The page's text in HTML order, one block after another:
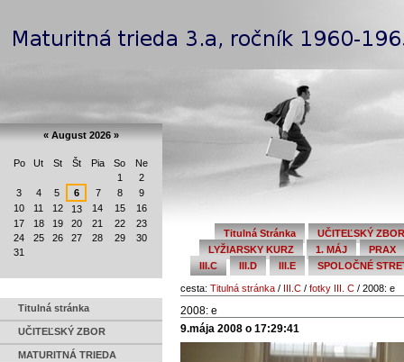
Titulná Stránka
UČITEĽSKÝ ZBOR
LYŽIARSKY KURZ
1. MÁJ
PRAX
III.C
III.D III.E SPOLOČNÉ
cesta: Titulná stránka / III.C / fotky III. C / 2008: e
2008: e
9.mája 2008 o 17:29:41
«August 2026»
Po Ut St Št Pia So
Ne
1
2
3
4 5 6 7 8
9
10
11 12 13 14 15
16
17
18 19 20 21 22
23
24
25 26 27 28 29
30
31
Titulná stránka
UČITEĽSKÝ ZBOR
MATURITNÁ TRIEDA